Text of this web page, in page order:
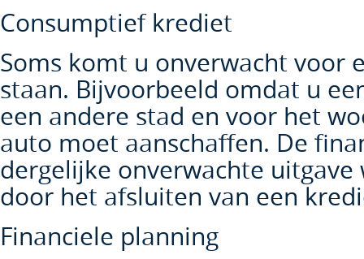
Consumptief krediet
Soms komt u onverwacht voor
staan. Bijvoorbeeld omdat u
een andere stad en voor het
auto moet aanschaffen. De
dergelijke onverwachte uitgave
door het afsluiten van een
Financiele planning